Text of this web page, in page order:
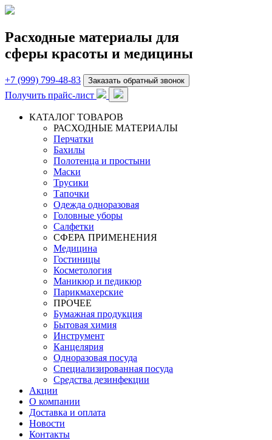
Расходные материалы для
сферы красоты и медицины
+7 (999) 799-48-83 Заказать обратный звонок
Получить прайс-лист
КАТАЛОГ ТОВАРОВ
РАСХОДНЫЕ МАТЕРИАЛЫ
Перчатки
Бахилы
Полотенца и простыни
Маски
Трусики
Тапочки
Одежда одноразовая
Головные уборы
Салфетки
СФЕРА ПРИМЕНЕНИЯ
Медицина
Гостиницы
Косметология
Маникюр и педикюр
Парикмахерские
ПРОЧЕЕ
Бумажная продукция
Бытовая химия
Инструмент
Канцелярия
Одноразовая посуда
Специализированная посуда
Средства дезинфекции
Акции
О компании
Доставка и оплата
Новости
Контакты